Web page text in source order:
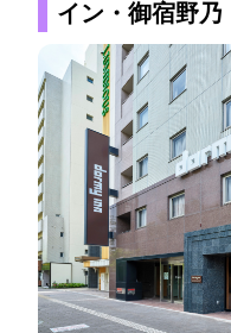
イン・御宿野